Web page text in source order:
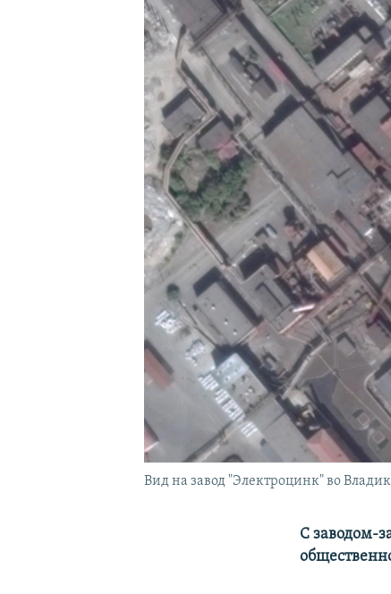
ПОДПИШИТЕСЬ НА РАССЫЛКУ
Вид на завод "Электроцинк" во
С заводом-